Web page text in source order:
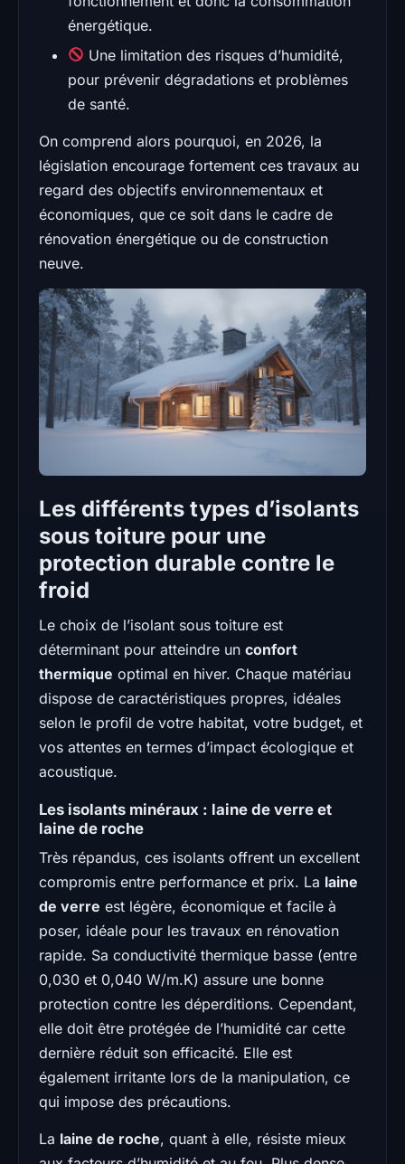
énergétique.
Une limitation des risques d’humidité,
pour prévenir dégradations et problèmes
de santé.
On comprend alors pourquoi, en 2026, la
législation encourage fortement ces travaux au
regard des objectifs environnementaux et
économiques, que ce soit dans le cadre de
rénovation énergétique ou de construction
neuve.
Les différents types d’isolants
sous toiture pour une
protection durable contre le
froid
Le choix de l’isolant sous toiture est
déterminant pour atteindre un confort
thermique optimal en hiver. Chaque matériau
dispose de caractéristiques propres, idéales
selon le profil de votre habitat, votre budget, et
vos attentes en termes d’impact écologique et
acoustique.
Les isolants minéraux : laine de verre et
laine de roche
Très répandus, ces isolants offrent un excellent
compromis entre performance et prix. La laine
de verre est légère, économique et facile à
poser, idéale pour les travaux en rénovation
rapide. Sa conductivité thermique basse (entre
0,030 et 0,040 W/m.K) assure une bonne
protection contre les déperditions. Cependant,
elle doit être protégée de l’humidité car cette
dernière réduit son efficacité. Elle est
également irritante lors de la manipulation, ce
qui impose des précautions.
La laine de roche, quant à elle, résiste mieux